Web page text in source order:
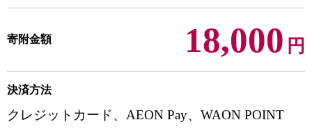
寄附金額 18,000 円
決済方法
クレジットカード、AEON Pay、WAON POINT